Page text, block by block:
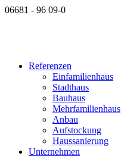
06681 - 96 09-0
Referenzen
Einfamilienhaus
Stadthaus
Bauhaus
Mehrfamilienhaus
Anbau
Aufstockung
Haussanierung
Unternehmen